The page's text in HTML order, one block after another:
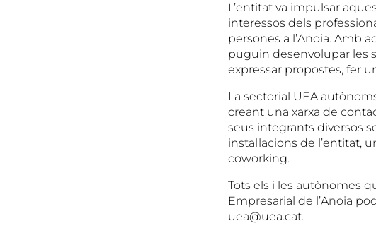
L’entitat va impulsar
interessos dels
persones a l’Anoia. Amb
puguin desenvolupar les
expressar propostes, fer
La sectorial UEA
creant una xarxa de
seus integrants diversos
instal·lacions de l’entitat,
coworking.
Tots els i les autònomes
Empresarial de l’Anoia
uea@uea.cat.